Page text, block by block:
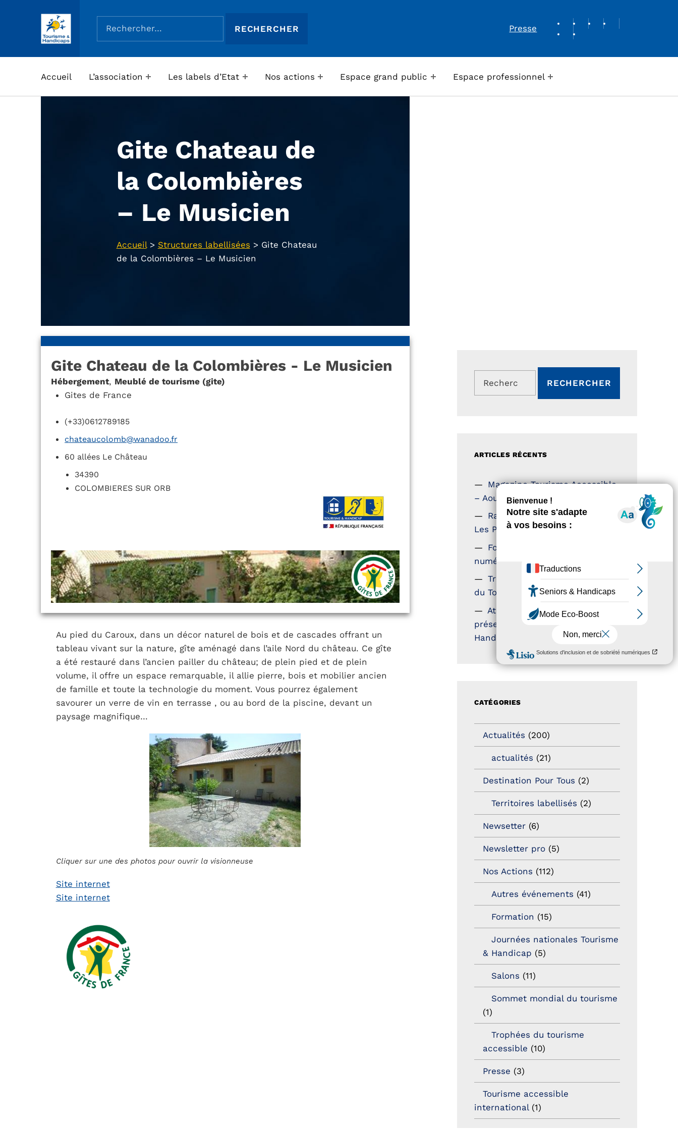
ASSOCIATION TOURISME ET HANDICAPS
Rechercher :
Presse
REVUE DE PRESSE
Accueil L’association Les labels d’Etat Nos actions Espace grand public Espace professionnel
Gite Chateau de
la Colombières
– Le Musicien
Accueil> Structures labellisées > Gite Chateau
de la Colombières – Le Musicien
Gite Chateau de la Colombières - Le Musicien
Hébergement, Meublé de tourisme (gite)
Gites de France
(+33)0612789185
chateaucolomb@wanadoo.fr
60 allées Le Château
34390
COLOMBIERES SUR ORB
Au pied du Caroux, dans un décor naturel de bois et de cascades offrant un
tableau vivant sur la nature, gîte aménagé dans l’aile Nord du château. Ce gîte
a été restauré dans l’ancien pailler du château; de plein pied et de plein
volume, il offre un espace remarquable, il allie pierre, bois et mobilier ancien
de famille et toute la technologie du moment. Vous pourrez également
savourer un verre de vin en terrasse , ou au bord de la piscine, devant un
paysage magnifique…
Cliquer sur une des photos pour ouvrir la visionneuse
Site internet
Site internet
Rechercher :
ARTICLES RÉCENTS
Magazine Tourisme Accessible
– Aout 2026
Rallye Aicha des Gazelles –
Les Petillantes
Formation Communication
numérique
Trophées Horizons – Acteurs
du Tourisme Durable
Atout France – flyer
présentation label Tourisme &
Handicap
CATÉGORIES
Actualités (200)
actualités (21)
Destination Pour Tous (2)
Territoires labellisés (2)
Newsetter (6)
Newsletter pro (5)
Nos Actions (112)
Autres événements (41)
Formation (15)
Journées nationales Tourisme
& Handicap (5)
Salons (11)
Sommet mondial du tourisme
(1)
Trophées du tourisme
accessible (10)
Presse (3)
Tourisme accessible
international(1)